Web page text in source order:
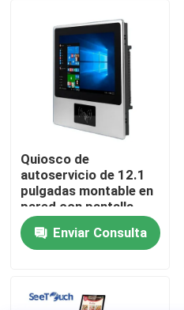
Sobre nosotros
Viaje de la fábrica
Control de calidad
Contáctenos
Noticias
Blog
Quiosco de
autoservicio de 12.1
pulgadas montable en
pared con pantalla
táctil capacitiva de 10
puntos para uso en
interiores
Enviar Consulta